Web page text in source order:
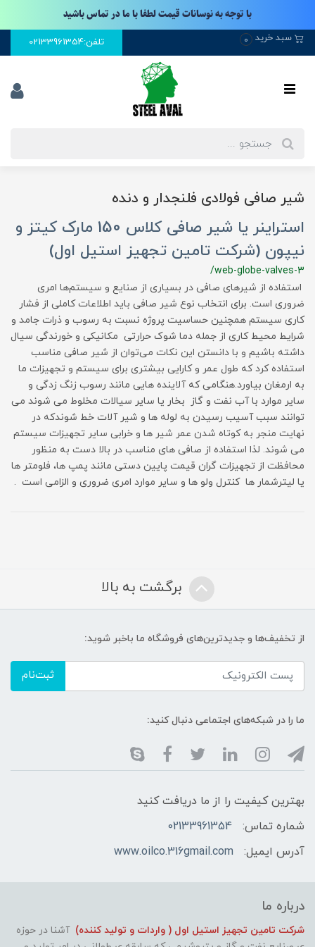
با توجه به نوسانات قیمت لطفا با ما در تماس باشید
سبد خرید 0 تلفن:02133961354
شیر صافی فولادی فلنجدار و دنده
استراینر یا شیر صافی کلاس 150 مارک کیتز و
نیپون (شرکت تامین تجهیز استیل اول)
/web-globe-valves-3
استفاده از شیرهای صافی در بسیاری از صنایع و سیستم‌ها امری
ضروری است. برای انتخاب نوع شیر صافی باید اطلاعات کاملی از فشار
کاری سیستم همچنین حساسیت پروژه نسبت به رسوب و ذرات جامد و
شرایط محیط کاری از جمله دما شوک حرارتی مکانیکی و خورندگی سیال
داشته باشیم و با دانستن این نکات می‌توان از شیر صافی مناسب
استفاده کرد که طول عمر و کارایی بیشتری برای سیستم و تجهیزات ما
به ارمغان بیاورد.هنگامی که آلاینده هایی مانند رسوب زنگ زدگی و
سایر موارد با آب نفت و گاز بخار یا سایر سیالات مخلوط می شوند می
توانند سبب آسیب رسیدن به لوله ها و شیر آلات خط شوندکه در
نهایت منجر به کوتاه شدن عمر شیر ها و خرابی سایر تجهیزات سیستم
می شوند. لذا استفاده از صافی های مناسب در بالا دست به منظور
محافظت از تجهیزات گران قیمت پایین دستی مانند پمپ ها، فلومتر ها
یا لیترشمار ها کنترل ولو ها و سایر موارد امری ضروری و الزامی است .
برگشت به بالا
از تخفیف‌ها و جدیدترین‌های فروشگاه ما باخبر شوید:
ثبت‌نام
ما را در شبکه‌های اجتماعی دنبال کنید:
بهترین کیفیت را از ما دریافت کنید
شماره تماس:
02133961354
آدرس ایمیل:
www.oilco.316gmail.com
درباره ما
شرکت تامین تجهیز استیل اول ( واردات و تولید کننده) آشنا در حوزه